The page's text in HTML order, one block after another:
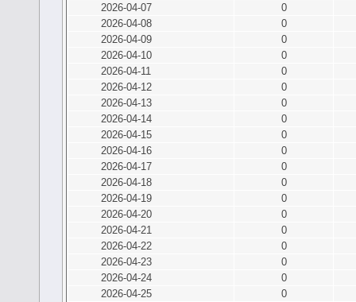
2026-04-07
0
2026-04-08
0
2026-04-09
0
2026-04-10
0
2026-04-11
0
2026-04-12
0
2026-04-13
0
2026-04-14
0
2026-04-15
0
2026-04-16
0
2026-04-17
0
2026-04-18
0
2026-04-19
0
2026-04-20
0
2026-04-21
0
2026-04-22
0
2026-04-23
0
2026-04-24
0
2026-04-25
0